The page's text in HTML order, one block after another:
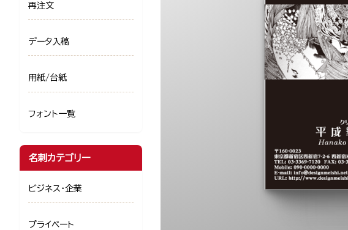
再注文
データ入稿
用紙/台紙
フォント一覧
名刺カテゴリー
ビジネス・企業
プライベート